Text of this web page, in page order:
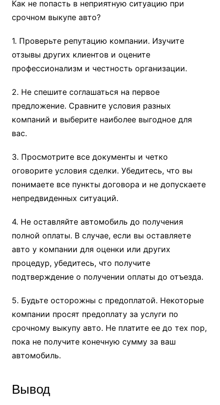
Как не попасть в неприятную ситуацию при
срочном выкупе авто?
1. Проверьте репутацию компании. Изучите
отзывы других клиентов и оцените
профессионализм и честность организации.
2. Не спешите соглашаться на первое
предложение. Сравните условия разных
компаний и выберите наиболее выгодное для
вас.
3. Просмотрите все документы и четко
оговорите условия сделки. Убедитесь, что вы
понимаете все пункты договора и не допускаете
непредвиденных ситуаций.
4. Не оставляйте автомобиль до получения
полной оплаты. В случае, если вы оставляете
авто у компании для оценки или других
процедур, убедитесь, что получите
подтверждение о получении оплаты до отъезда.
5. Будьте осторожны с предоплатой. Некоторые
компании просят предоплату за услуги по
срочному выкупу авто. Не платите ее до тех пор,
пока не получите конечную сумму за ваш
автомобиль.
Вывод